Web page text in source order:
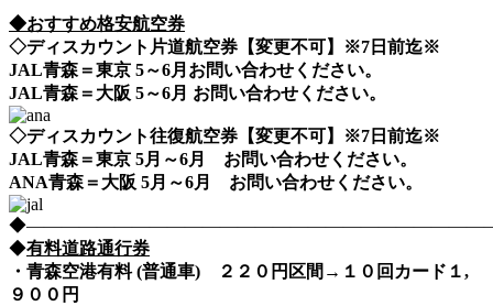
◆おすすめ格安航空券
◇ディスカウント片道航空券【変更不可】※7日前迄※
JAL青森＝東京 5～6月お問い合わせください。
JAL青森＝大阪 5～6月 お問い合わせください。
◇ディスカウント往復航空券【変更不可】※7日前迄※
JAL青森＝東京 5月～6月 お問い合わせください。
ANA青森＝大阪 5月～6月 お問い合わせください。
◆有料道路通行券
・青森空港有料 (普通車) ２２０円区間→１０回カード１,
９００円